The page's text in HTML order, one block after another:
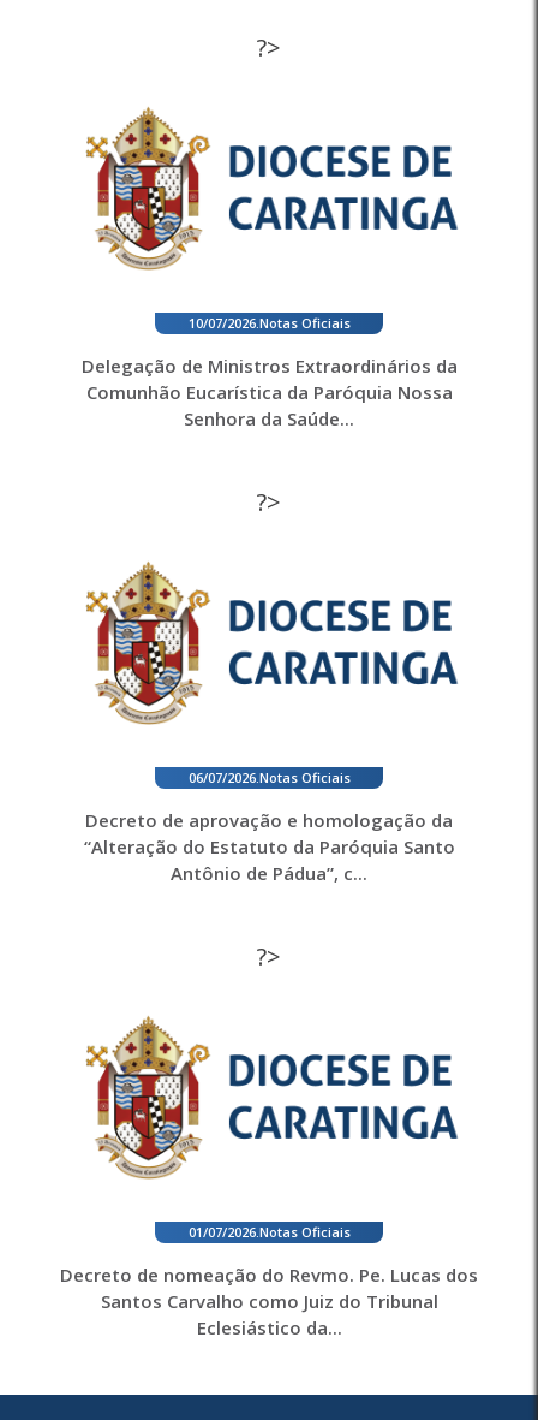
?>
10/07/2026. Notas Oficiais
Delegação de Ministros Extraordinários da
Comunhão Eucarística da Paróquia Nossa
Senhora da Saúde...
?>
06/07/2026. Notas Oficiais
Decreto de aprovação e homologação da
“Alteração do Estatuto da Paróquia Santo
Antônio de Pádua”, c...
?>
01/07/2026. Notas Oficiais
Decreto de nomeação do Revmo. Pe. Lucas dos
Santos Carvalho como Juiz do Tribunal
Eclesiástico da...